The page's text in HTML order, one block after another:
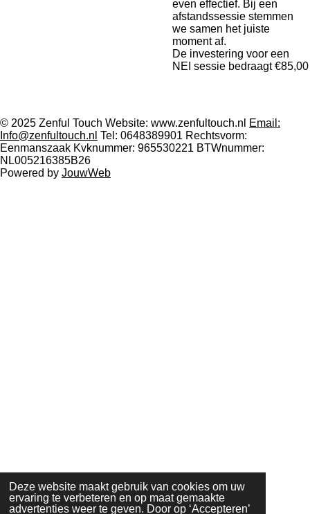
Deze website maakt gebruik van cookies om uw
ervaring te verbeteren en op maat gemaakte
advertenties weer te geven. Door op ‘Accepteren’
even effectief. Bij een
afstandssessie stemmen
we samen het juiste
moment af.
De investering voor een
NEI sessie bedraagt €85,00
© 2025 Zenful Touch Website: www.zenfultouch.nl
Email:
Info@zenfultouch.nl Tel: 0648389901 Rechtsvorm:
Eenmanszaak Kvknummer: 965530221 BTWnummer:
NL005216385B26
Powered by JouwWeb